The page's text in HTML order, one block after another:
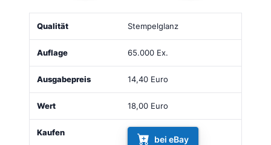
Qualität Ausgabepreis
Stempelglanz
65.000 Ex.
14,40 Euro
18,00 Euro
bei eBay